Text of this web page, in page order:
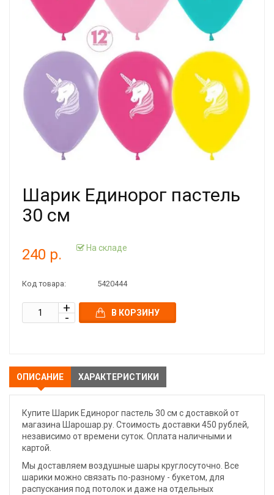
Шарик Единорог пастель
30 см
240 р. На складе
Код товара: 5420444
В КОРЗИНУ
ОПИСАНИЕ ХАРАКТЕРИСТИКИ
Купите Шарик Единорог пастель 30 см с доставкой от
магазина Шарошар.ру. Стоимость доставки 450 рублей,
независимо от времени суток. Оплата наличными и
картой.
Мы доставляем воздушные шары круглосуточно. Все
шарики можно связать по-разному - букетом, для
распускания под потолок и даже на отдельных